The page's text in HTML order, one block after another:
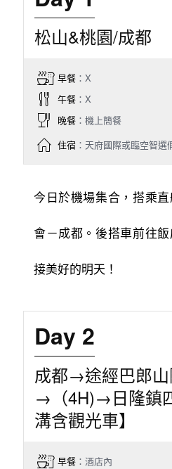
松山&桃園/成都
早餐：X
午餐：X
晚餐：機上簡餐
住宿：天府國際或臨空智選
今日於機場集合，搭乘
會－成都。後搭車前往
接美好的明天！
Day 2
成都→途經巴郎
→（4H)→日隆鎮
溝含觀光車】
早餐：酒店內